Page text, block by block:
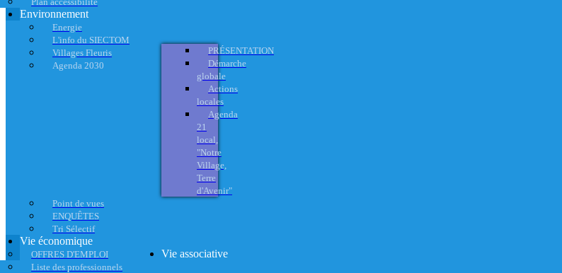
Environnement
Energie
L'info du SIECTOM
Villages Fleuris
Agenda 2030
PRÉSENTATION
Démarche
globale
Actions
locales
Agenda
21
local,
"Notre
Village,
Terre
d'Avenir"
Point de vues
ENQUÊTES
Tri Sélectif
Vie économique
OFFRES D'EMPLOI
Liste des professionnels
Vie associative